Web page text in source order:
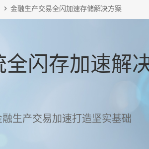
金融生产交易全闪加速存储解决方案
闪存加速解
生产交易加速打造坚实基础